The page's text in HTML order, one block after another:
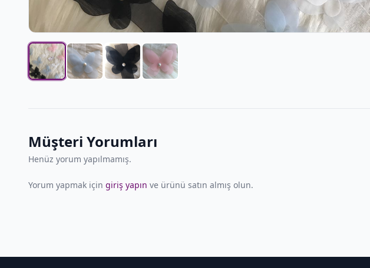
Müşteri Yorumları
Henüz yorum yapılmamış.
Yorum yapmak için giriş yapın ve ürünü satın almış olun.